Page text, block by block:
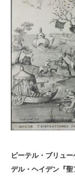
ピーテル・ブリュ
デル・ヘイデン『聖